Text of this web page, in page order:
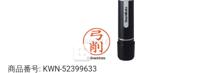
商品番号: KWN-52399633